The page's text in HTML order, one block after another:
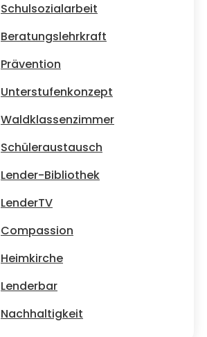
Schulsozialarbeit
Beratungslehrkraft
Prävention
Unterstufenkonzept
Waldklassenzimmer
Schüleraustausch
Lender-Bibliothek
LenderTV
Compassion
Heimkirche
Lenderbar
Nachhaltigkeit